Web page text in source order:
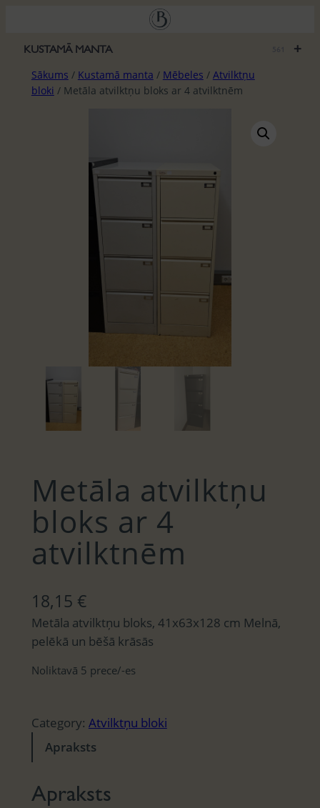
saturu
+
KUSTAMĀ MANTA
Sākums / Kustamā manta / Mēbeles / Atvilktņu
bloki / Metāla atvilktņu bloks ar 4 atvilktnēm
Metāla atvilktņu
bloks ar 4
atvilktnēm
18,15 €
Metāla atvilktņu bloks, 41x63x128 cm Melnā,
pelēkā un bēšā krāsās
Noliktavā 5 prece/-es
Category: Atvilktņu bloki
Apraksts
Apraksts